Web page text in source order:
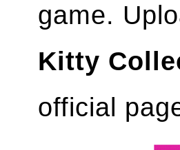
game.
Kitty
official